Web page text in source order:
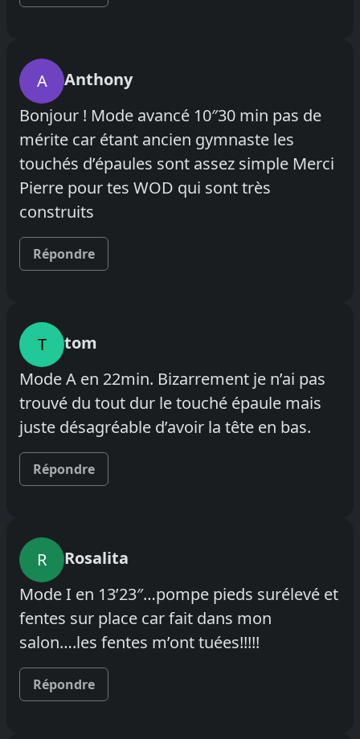
A
Anthony
Bonjour ! Mode avancé 10″30 min pas de
mérite car étant ancien gymnaste les
touchés d’épaules sont assez simple Merci
Pierre pour tes WOD qui sont très
construits
Répondre
T
tom
Mode A en 22min. Bizarrement je n’ai pas
trouvé du tout dur le touché épaule mais
juste désagréable d’avoir la tête en bas.
Répondre
R
Rosalita
Mode I en 13’23″…pompe pieds surélevé et
fentes sur place car fait dans mon
salon….les fentes m’ont tuées!!!!!
Répondre